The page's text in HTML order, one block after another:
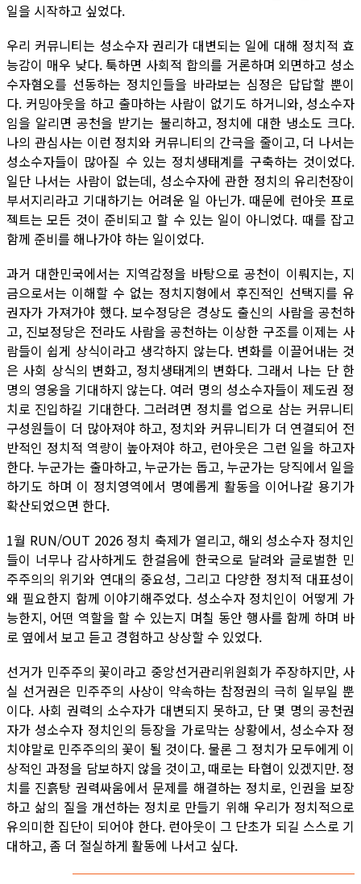
일을 시작하고 싶었다.
우리 커뮤니티는 성소수자 권리가 대변되는 일에 대해 정치적 효
능감이 매우 낮다. 툭하면 사회적 합의를 거론하며 외면하고 성소
수자혐오를 선동하는 정치인들을 바라보는 심정은 답답할 뿐이
다. 커밍아웃을 하고 출마하는 사람이 없기도 하거니와, 성소수자
임을 알리면 공천을 받기는 불리하고, 정치에 대한 냉소도 크다.
나의 관심사는 이런 정치와 커뮤니티의 간극을 줄이고, 더 나서는
성소수자들이 많아질 수 있는 정치생태계를 구축하는 것이었다.
일단 나서는 사람이 없는데, 성소수자에 관한 정치의 유리천장이
부서지리라고 기대하기는 어려운 일 아닌가. 때문에 런아웃 프로
젝트는 모든 것이 준비되고 할 수 있는 일이 아니었다. 때를 잡고
함께 준비를 해나가야 하는 일이었다.
과거 대한민국에서는 지역감정을 바탕으로 공천이 이뤄지는, 지
금으로서는 이해할 수 없는 정치지형에서 후진적인 선택지를 유
권자가 가져가야 했다. 보수정당은 경상도 출신의 사람을 공천하
고, 진보정당은 전라도 사람을 공천하는 이상한 구조를 이제는 사
람들이 쉽게 상식이라고 생각하지 않는다. 변화를 이끌어내는 것
은 사회 상식의 변화고, 정치생태계의 변화다. 그래서 나는 단 한
명의 영웅을 기대하지 않는다. 여러 명의 성소수자들이 제도권 정
치로 진입하길 기대한다. 그러려면 정치를 업으로 삼는 커뮤니티
구성원들이 더 많아져야 하고, 정치와 커뮤니티가 더 연결되어 전
반적인 정치적 역량이 높아져야 하고, 런아웃은 그런 일을 하고자
한다. 누군가는 출마하고, 누군가는 돕고, 누군가는 당직에서 일을
하기도 하며 이 정치영역에서 명예롭게 활동을 이어나갈 용기가
확산되었으면 한다.
1월 RUN/OUT 2026 정치 축제가 열리고, 해외 성소수자 정치인
들이 너무나 감사하게도 한걸음에 한국으로 달려와 글로벌한 민
주주의의 위기와 연대의 중요성, 그리고 다양한 정치적 대표성이
왜 필요한지 함께 이야기해주었다. 성소수자 정치인이 어떻게 가
능한지, 어떤 역할을 할 수 있는지 며칠 동안 행사를 함께 하며 바
로 옆에서 보고 듣고 경험하고 상상할 수 있었다.
선거가 민주주의 꽃이라고 중앙선거관리위원회가 주장하지만, 사
실 선거권은 민주주의 사상이 약속하는 참정권의 극히 일부일 뿐
이다. 사회 권력의 소수자가 대변되지 못하고, 단 몇 명의 공천권
자가 성소수자 정치인의 등장을 가로막는 상황에서, 성소수자 정
치야말로 민주주의의 꽃이 될 것이다. 물론 그 정치가 모두에게 이
상적인 과정을 담보하지 않을 것이고, 때로는 타협이 있겠지만. 정
치를 진흙탕 권력싸움에서 문제를 해결하는 정치로, 인권을 보장
하고 삶의 질을 개선하는 정치로 만들기 위해 우리가 정치적으로
유의미한 집단이 되어야 한다. 런아웃이 그 단초가 되길 스스로 기
대하고, 좀 더 절실하게 활동에 나서고 싶다.